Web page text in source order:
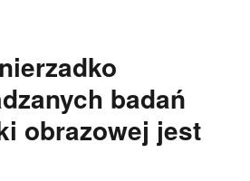
badań
obrazowej jest